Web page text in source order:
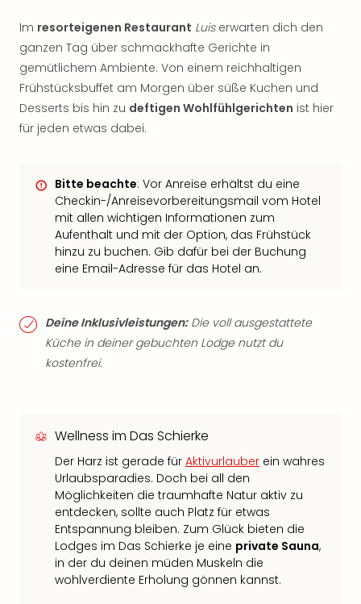
Im resorteigenen Restaurant Luiserwarten dich den
ganzen Tag über schmackhafte Gerichte in
gemütlichem Ambiente. Von einem reichhaltigen
Frühstücksbuffet am Morgen über süße Kuchen und
Desserts bis hin zu deftigen Wohlfühlgerichten ist hier
für jeden etwas dabei.
Bitte beachte: Vor Anreise erhältst du eine
Checkin-/Anreisevorbereitungsmail vom Hotel
mit allen wichtigen Informationen zum
Aufenthalt und mit der Option, das Frühstück
hinzu zu buchen. Gib dafür bei der Buchung
eine Email-Adresse für das Hotel an.
Deine Inklusivleistungen:Die voll ausgestattete
Küche in deiner gebuchten Lodge nutzt du
kostenfrei.
Wellness im Das Schierke
Der Harz ist gerade für Aktivurlauber ein wahres
Urlaubsparadies. Doch bei all den
Möglichkeiten die traumhafte Natur aktiv zu
entdecken, sollte auch Platz für etwas
Entspannung bleiben. Zum Glück bieten die
Lodges im Das Schierke je eine private Sauna,
in der du deinen müden Muskeln die
wohlverdiente Erholung gönnen kannst.